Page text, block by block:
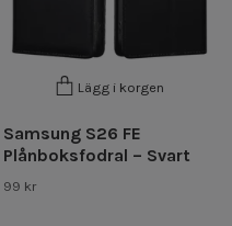
Lägg i korgen
Samsung S26 FE
Plånboksfodral – Svart
99 kr